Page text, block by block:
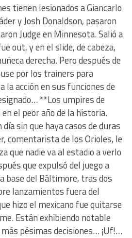
tienen lesionados a Giancarlo
y Josh Donaldson, pasaron
Judge en Minnesota. Salió a
out, y en el slide, de cabeza,
derecha. Pero después de
por los trainers para
la acción en sus funciones de
**Los umpires de
el peor año de la historia.
sin que haya casos de duras
comentarista de los Orioles, le
que nadie va al estadio a verlo
que expulsó del juego a
base del Báltimore, tras dos
lanzamientos fuera del
hizo el mexicano fue quitarse
Están exhibiendo notable
pésimas decisiones… ¡Uf!…